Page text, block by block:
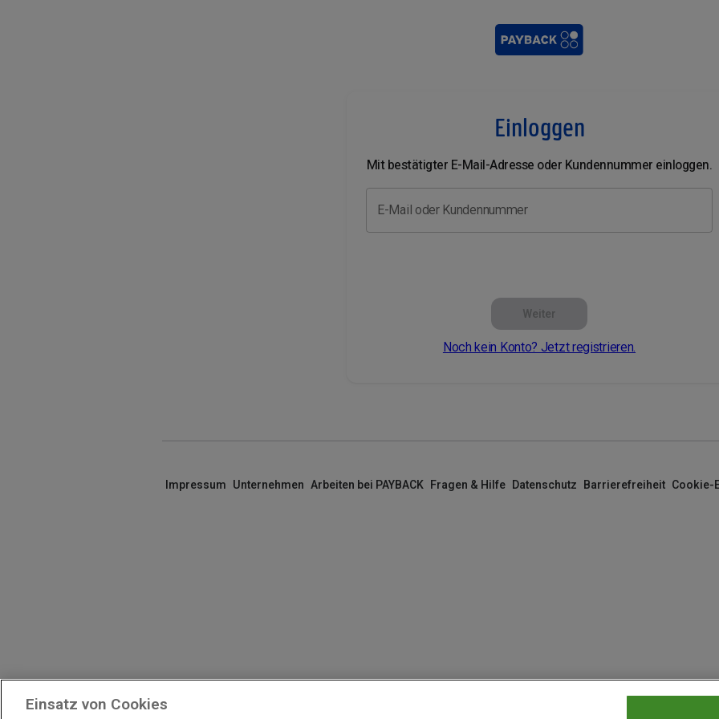
Einloggen
Mit bestätigter E-Mail-Adresse oder Kundennummer einloggen.
E-Mail oder Kundennummer
Weiter
Noch kein Konto? Jetzt registrieren.
Impressum Unternehmen Arbeiten bei PAYBACK Fragen & Hilfe Datenschutz Barrierefreiheit Cookie-
Einsatz von Cookies